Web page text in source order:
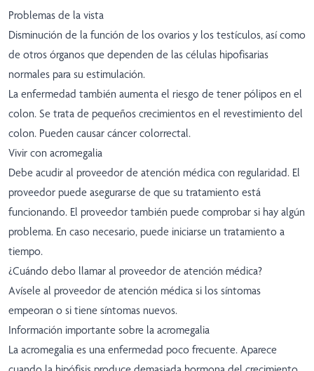
Problemas de la vista
Disminución de la función de los ovarios y los testículos, así como
de otros órganos que dependen de las células hipofisarias
normales para su estimulación.
La enfermedad también aumenta el riesgo de tener pólipos en el
colon. Se trata de pequeños crecimientos en el revestimiento del
colon. Pueden causar cáncer colorrectal.
Vivir con acromegalia
Debe acudir al proveedor de atención médica con regularidad. El
proveedor puede asegurarse de que su tratamiento está
funcionando. El proveedor también puede comprobar si hay algún
problema. En caso necesario, puede iniciarse un tratamiento a
tiempo.
¿Cuándo debo llamar al proveedor de atención médica?
Avísele al proveedor de atención médica si los síntomas
empeoran o si tiene síntomas nuevos.
Información importante sobre la acromegalia
La acromegalia es una enfermedad poco frecuente. Aparece